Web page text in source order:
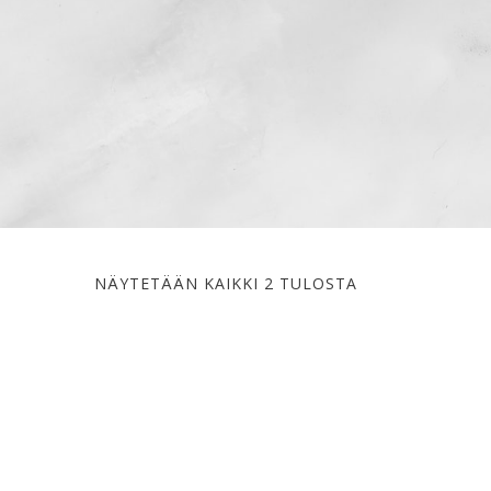
NÄYTETÄÄN KAIKKI 2 TULOSTA